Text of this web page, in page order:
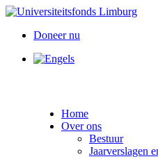
Doneer nu
Home
Over ons
Bestuur
Jaarverslagen